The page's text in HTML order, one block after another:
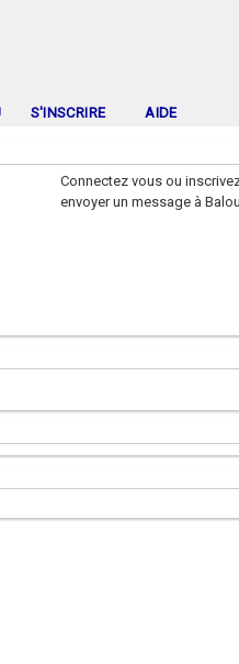
S'INSCRIRE AIDE
Connectez vous ou
envoyer un message à Balou